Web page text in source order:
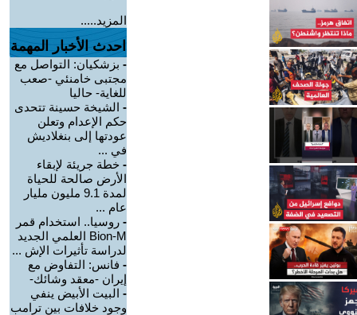
المزيد.....
احدث الأخبار المهمة
- بزشكيان: التواصل مع
مجتبى خامنئي -صعب
للغاية- حاليا
- الشيخة حسينة تتحدى
حكم الإعدام وتعلن
عودتها إلى بنغلاديش
في ...
- خطة جريئة لإبقاء
الأرض صالحة للحياة
لمدة 9.1 مليون مليار
عام ...
- روسيا.. استخدام قمر
Bion-M العلمي الجديد
لدراسة تأثيرات الإش ...
- فانس: التفاوض مع
إيران -معقد وشائك-
- البيت الأبيض ينفي
وجود خلافات بين ترامب